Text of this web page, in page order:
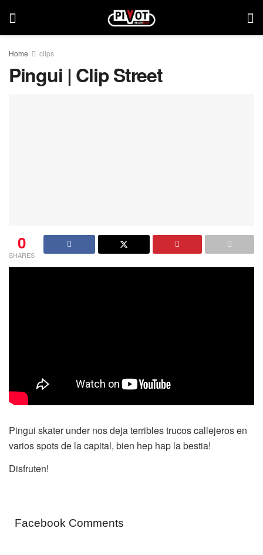
Home clips
Pingui | Clip Street
0
SHARES
Pingui skater under nos deja terribles trucos callejeros en
varios spots de la capital, bien hep hap la bestia!
Disfruten!
Facebook Comments